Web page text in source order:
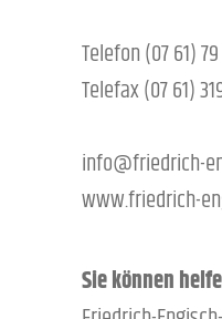
Telefon (07 61) 79
Telefax (07 61)
info@friedrich-
www.friedrich-
Sie können